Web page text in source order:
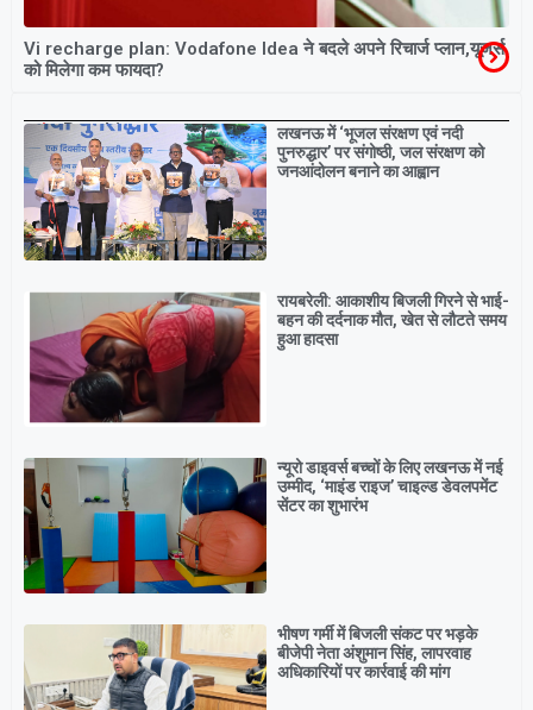
Vi recharge plan: Vodafone Idea ने बदले अपने रिचार्ज प्लान,यूजर्स
को मिलेगा कम फायदा?
Breaking
लखनऊ में ‘भूजल संरक्षण एवं नदी
पुनरुद्धार’ पर संगोष्ठी, जल संरक्षण को
जनआंदोलन बनाने का आह्वान
रायबरेली: आकाशीय बिजली गिरने से भाई-
बहन की दर्दनाक मौत, खेत से लौटते समय
हुआ हादसा
न्यूरो डाइवर्स बच्चों के लिए लखनऊ में नई
उम्मीद, ‘माइंड राइज’ चाइल्ड डेवलपमेंट
सेंटर का शुभारंभ
भीषण गर्मी में बिजली संकट पर भड़के
बीजेपी नेता अंशुमान सिंह, लापरवाह
अधिकारियों पर कार्रवाई की मांग